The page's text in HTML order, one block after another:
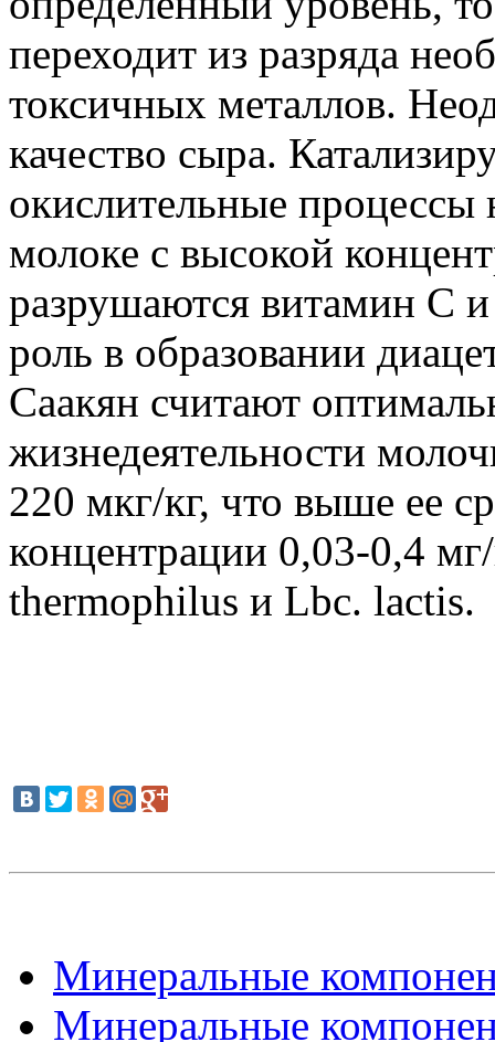
переходит из разряда
токсичных металлов.
качество сыра.
окислительные
молоке с высокой
разрушаются витамин С
роль в образовании
Саакян считают
жизнедеятельности
220 мкг/кг, что выше ее
концентрации 0,03-0,4
thermophilus и Lbс. lactis.
Минеральные
Минеральные